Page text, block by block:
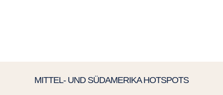
MITTEL- UND SÜDAMERIKA HOTSPOTS